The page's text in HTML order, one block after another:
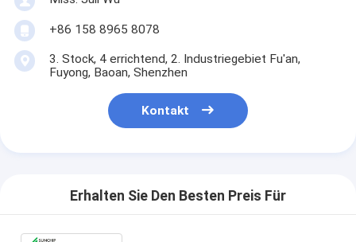
+86 158 8965 8078
3. Stock, 4 errichtend, 2. Industriegebiet Fu'an,
Fuyong, Baoan, Shenzhen
Kontakt
Erhalten Sie Den Besten Preis Für